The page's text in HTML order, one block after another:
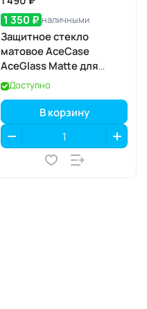
1 350 ₽ наличными
Защитное стекло
матовое AceCase
AceGlass Matte для
Apple iPhone 17 Pro Max
Доступно
В корзину